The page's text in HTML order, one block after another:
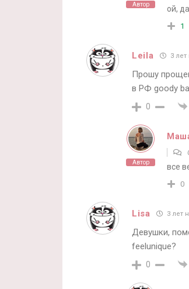
Автор ой,
1
Leila 3 лет
Прошу
в РФ goody
0
Автор все
0
Lisa 3 лет
Девушки,
feelunique?
0